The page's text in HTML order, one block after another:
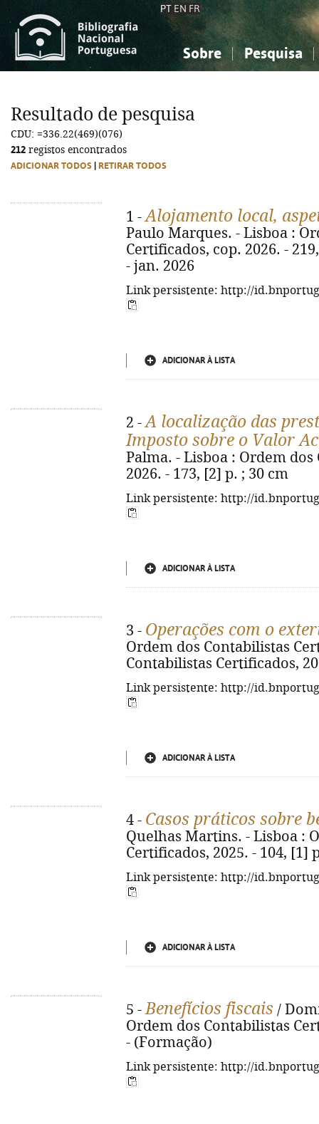
PT EN FR
Sobre Pesquisa
Ciências sociais...
Ciências sociais...
Resultado de pesquisa
CDU: =336.22(469)(076)
212 registos encontrados
ADICIONAR TODOS RETIRAR TODOS
1 -Alojamento local,
Paulo Marques. - Lisboa :
Certificados, cop. 2026. -
- jan. 2026
Link persistente: http://
ADICIONAR À LISTA
2 -A localização das
Imposto sobre o Valor
Palma. - Lisboa : Ordem
2026. - 173, [2] p. ; 30 cm
Link persistente: http://
ADICIONAR À LISTA
3 - Operações com o
Ordem dos Contabilistas
Contabilistas Certificados,
Link persistente: http://
ADICIONAR À LISTA
4 - Casos práticos sobre
Quelhas Martins. - Lisboa :
Certificados, 2025. - 104, [1]
Link persistente: http://
ADICIONAR À LISTA
5 -Benefícios fiscais /
Ordem dos Contabilistas
- (Formação)
Link persistente: http://